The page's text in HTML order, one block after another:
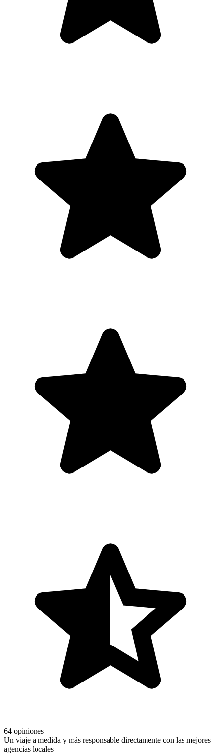
64 opiniones
Un viaje a medida y más responsable directamente con las mejores
agencias locales